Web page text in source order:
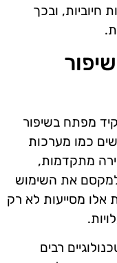
חיוביות, ובכך
מפתח בשיפור
כמו מערכות
מתקדמות,
למקסם את השימוש
אלו מסייעות לא רק
רבים